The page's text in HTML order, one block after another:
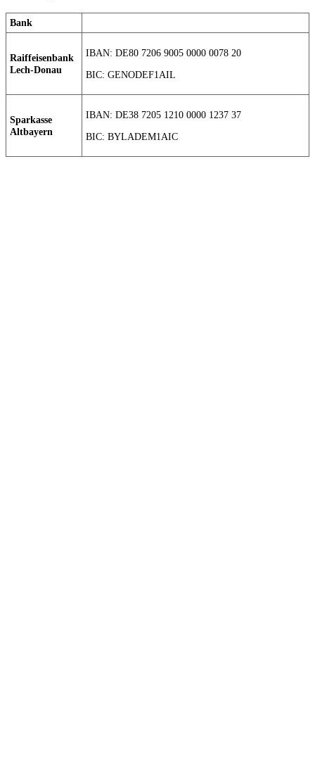
Bank
Raiffeisenbank
Lech-Donau
IBAN: DE80 7206 9005 0000 0078 20
BIC: GENODEF1AIL
Sparkasse
Altbayern
IBAN: DE38 7205 1210 0000 1237 37
BIC: BYLADEM1AIC